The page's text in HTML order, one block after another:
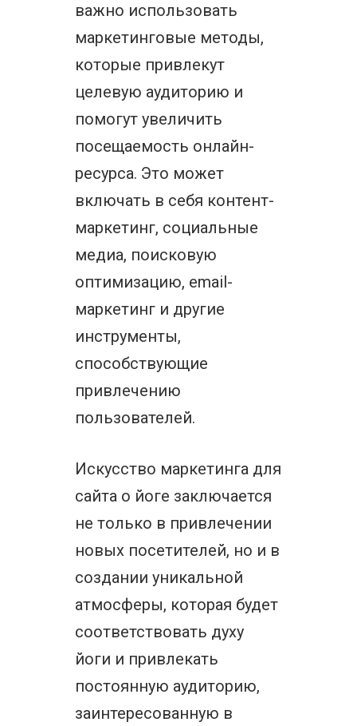
важно использовать
маркетинговые методы,
которые привлекут
целевую аудиторию и
помогут увеличить
посещаемость онлайн-
ресурса. Это может
включать в себя контент-
маркетинг, социальные
медиа, поисковую
оптимизацию, email-
маркетинг и другие
инструменты,
способствующие
привлечению
пользователей.
Искусство маркетинга для
сайта о йоге заключается
не только в привлечении
новых посетителей, но и в
создании уникальной
атмосферы, которая будет
соответствовать духу
йоги и привлекать
постоянную аудиторию,
заинтересованную в